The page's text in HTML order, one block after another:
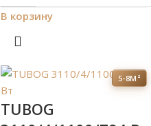
В корзину
5-8М²
TUBOG